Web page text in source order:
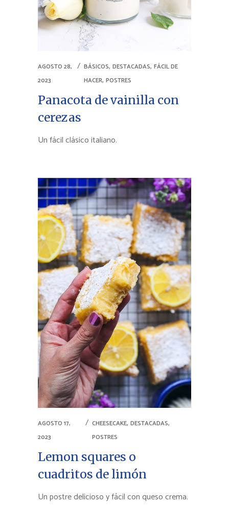
AGOSTO 28,
2023
BÁSICOS,DESTACADAS,FÁCIL DE
HACER,POSTRES
Panacota de vainilla con
cerezas
Un fácil clásico italiano.
AGOSTO 17,
2023
CHEESECAKE, DESTACADAS,
POSTRES
Lemon squares o
cuadritos de limón
Un postre delicioso y fácil con queso crema.